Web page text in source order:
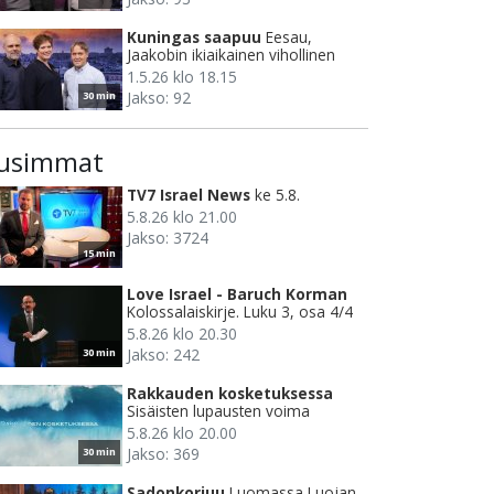
30 min
Kuningas saapuu Eesau,
Jaakobin ikiaikainen vihollinen
1.5.26 klo 18.15
Jakso: 92
15 min
TV7 Israel News ke 5.8.
5.8.26 klo 21.00
Jakso: 3724
30 min
Love Israel - Baruch Korman
Kolossalaiskirje. Luku 3, osa 4/4
5.8.26 klo 20.30
Jakso: 242
30 min
Rakkauden kosketuksessa
Sisäisten lupausten voima
5.8.26 klo 20.00
Jakso: 369